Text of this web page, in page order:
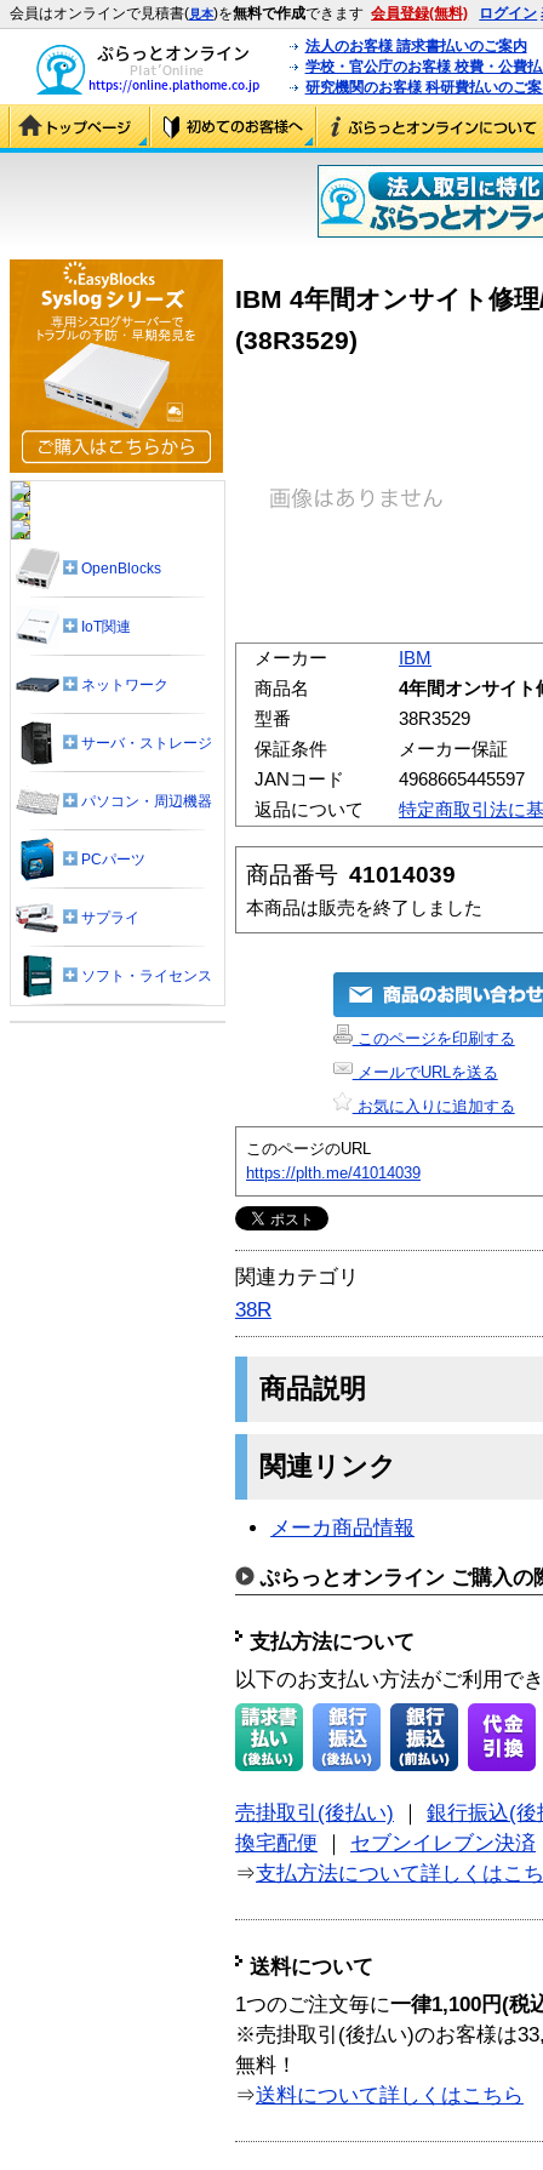
会員はオンラインで見積書(見本)を無料で作成できます 会員登録(無料) ログイン
法人のお客様 請求書払いのご案内
学校・官公庁のお客様 校費・公費
研究機関のお客様 科研費払いのご
IBM 4年間オンサイト修
(38R3529)
メーカー
IBM
商品名
4年間オンサイト
型番
38R3529
保証条件
メーカー保証
JANコード
4968665445597
返品について
特定商取引法に
商品番号 41014039
本商品は販売を終了しました
このページを印刷する
メールでURLを送る
お気に入りに追加する
このページのURL
https://plth.me/41014039
関連カテゴリ
38R
商品説明
関連リンク
メーカ商品情報
ぷらっとオンライン ご購入の
支払方法について
以下のお支払い方法がご利用で
売掛取引(後払い)
銀行振込(後
換宅配便
セブンイレブン決済
⇒支払方法について詳しくはこ
送料について
1つのご注文毎に一律1,100円(税
※売掛取引(後払い)のお客様は
無料！
⇒送料について詳しくはこちら
OpenBlocks
IoT関連
ネットワーク
サーバ・ストレージ
パソコン・周辺機器
PCパーツ
サプライ
ソフト・ライセンス